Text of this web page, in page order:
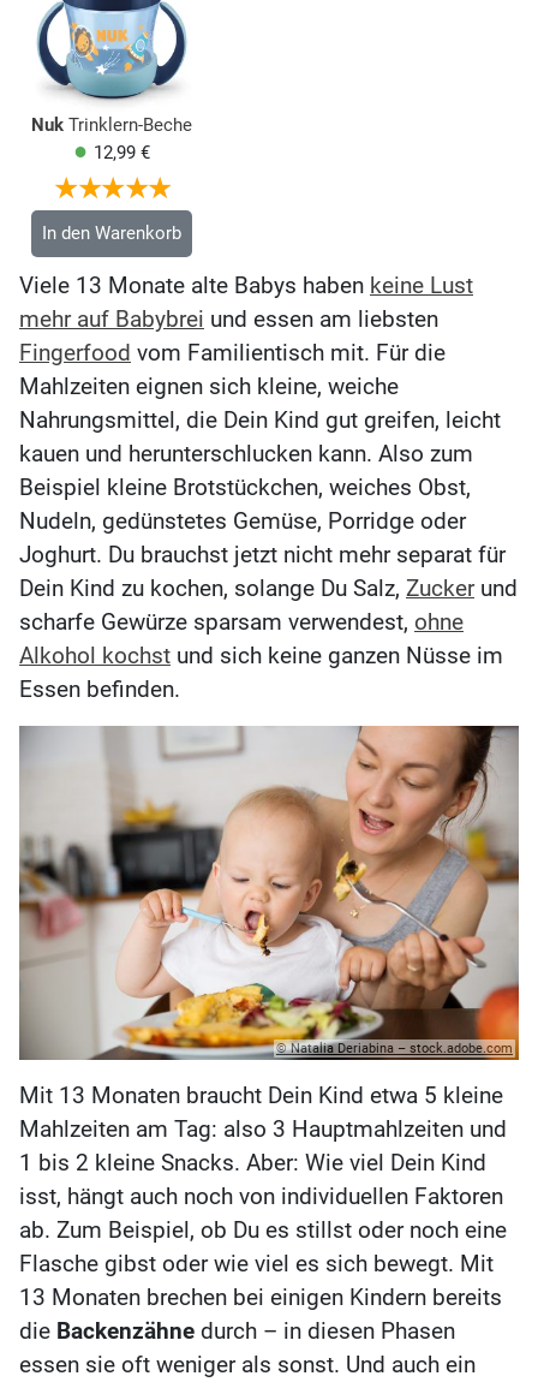
Nuk Trinklern-Becher Mini Magic Cup 160 ml - Glow in the Da...
12,99 €
In den Warenkorb
Viele 13 Monate alte Babys haben keine Lust
mehr auf Babybrei und essen am liebsten
Fingerfood vom Familientisch mit. Für die
Mahlzeiten eignen sich kleine, weiche
Nahrungsmittel, die Dein Kind gut greifen, leicht
kauen und herunterschlucken kann. Also zum
Beispiel kleine Brotstückchen, weiches Obst,
Nudeln, gedünstetes Gemüse, Porridge oder
Joghurt. Du brauchst jetzt nicht mehr separat für
Dein Kind zu kochen, solange Du Salz, Zuckerund
scharfe Gewürze sparsam verwendest, ohne
Alkohol kochst und sich keine ganzen Nüsse im
Essen befinden.
© Natalia Deriabina – stock.adobe.com
Mit 13 Monaten braucht Dein Kind etwa 5 kleine
Mahlzeiten am Tag: also 3 Hauptmahlzeiten und
1 bis 2 kleine Snacks. Aber: Wie viel Dein Kind
isst, hängt auch noch von individuellen Faktoren
ab. Zum Beispiel, ob Du es stillst oder noch eine
Flasche gibst oder wie viel es sich bewegt. Mit
13 Monaten brechen bei einigen Kindern bereits
die Backenzähne durch – in diesen Phasen
essen sie oft weniger als sonst. Und auch ein